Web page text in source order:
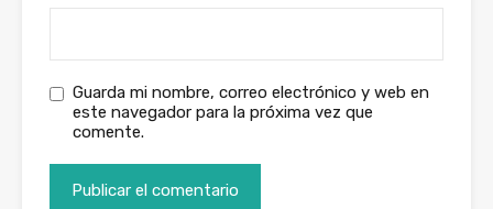
Guarda mi nombre, correo electrónico y web en
este navegador para la próxima vez que
comente.